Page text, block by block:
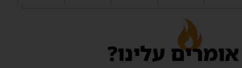
עלינו?